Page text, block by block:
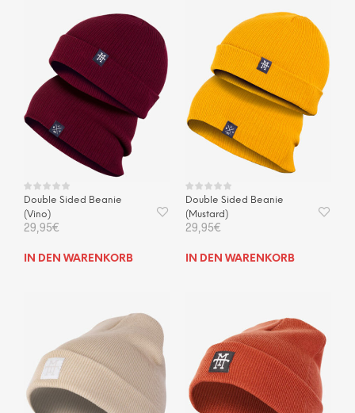
Optionen
können
Produktseite
Double Sided Beanie
(Vino)
29,95€
IN DEN WARENKORB
Double Sided Beanie
(Mustard)
29,95€
IN DEN WARENKORB